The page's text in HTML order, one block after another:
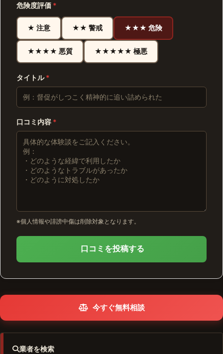
危険度評価 *
★ 注意 ★★ 警戒 ★★★ 危険
★★★★ 悪質 ★★★★★ 極悪
タイトル*
口コミ内容 *
※個人情報や誹謗中傷は削除対象となります。
口コミを投稿する
今すぐ無料相談
業者を検索